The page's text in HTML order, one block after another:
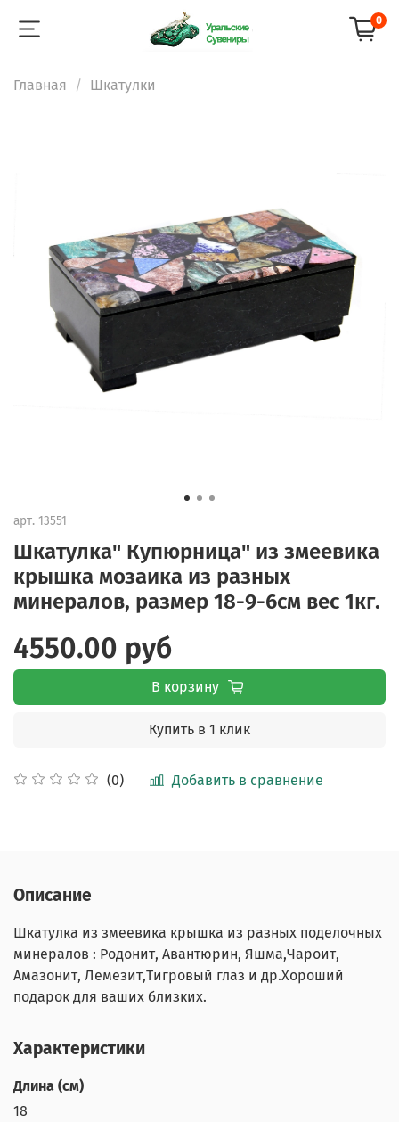
0
Главная Шкатулки
арт. 13551
Шкатулка" Купюрница" из змеевика
крышка мозаика из разных
минералов, размер 18-9-6см вес 1кг.
(0) Добавить в сравнение
4550.00 руб
В корзину
Купить в 1 клик
Описание
Шкатулка из змеевика крышка из разных поделочных
минералов : Родонит, Авантюрин, Яшма,Чароит,
Амазонит, Лемезит,Тигровый глаз и др.Хороший
подарок для ваших близких.
Характеристики
Длина (см)
18